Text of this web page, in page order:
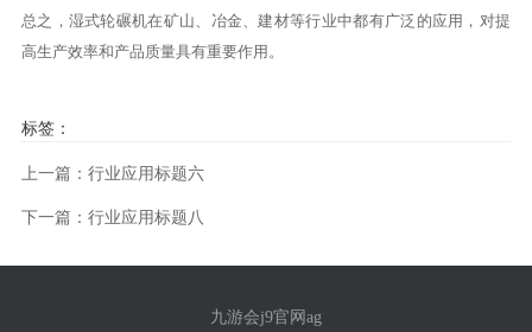
总之，湿式轮碾机在矿山、冶金、建材等行业中都有广泛的应用，对提
高生产效率和产品质量具有重要作用。
标签：
上一篇：行业应用标题六
下一篇：行业应用标题八
九游会j9官网ag